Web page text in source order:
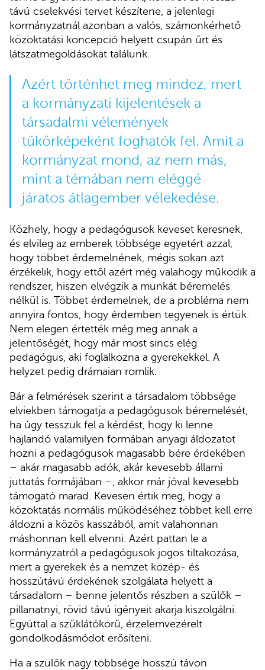
távú cselekvési tervet készítene, a jelenlegi
kormányzatnál azonban a valós, számonkérhető
közoktatási koncepció helyett csupán űrt és
látszatmegoldásokat találunk.
Azért történhet meg mindez, mert
a kormányzati kijelentések a
társadalmi vélemények
tükörképeként foghatók fel. Amit a
kormányzat mond, az nem más,
mint a témában nem eléggé
járatos átlagember vélekedése.
Közhely, hogy a pedagógusok keveset keresnek,
és elvileg az emberek többsége egyetért azzal,
hogy többet érdemelnének, mégis sokan azt
érzékelik, hogy ettől azért még valahogy működik a
rendszer, hiszen elvégzik a munkát béremelés
nélkül is. Többet érdemelnek, de a probléma nem
annyira fontos, hogy érdemben tegyenek is értük.
Nem elegen értették még meg annak a
jelentőségét, hogy már most sincs elég
pedagógus, aki foglalkozna a gyerekekkel. A
helyzet pedig drámaian romlik.
Bár a felmérések szerint a társadalom többsége
elviekben támogatja a pedagógusok béremelését,
ha úgy tesszük fel a kérdést, hogy ki lenne
hajlandó valamilyen formában anyagi áldozatot
hozni a pedagógusok magasabb bére érdekében
– akár magasabb adók, akár kevesebb állami
juttatás formájában –, akkor már jóval kevesebb
támogató marad. Kevesen értik meg, hogy a
közoktatás normális működéséhez többet kell erre
áldozni a közös kasszából, amit valahonnan
máshonnan kell elvenni. Azért pattan le a
kormányzatról a pedagógusok jogos tiltakozása,
mert a gyerekek és a nemzet közép- és
hosszútávú érdekének szolgálata helyett a
társadalom – benne jelentős részben a szülők –
pillanatnyi, rövid távú igényeit akarja kiszolgálni.
Egyúttal a szűklátókörű, érzelemvezérelt
gondolkodásmódot erősíteni.
Ha a szülők nagy többsége hosszú távon